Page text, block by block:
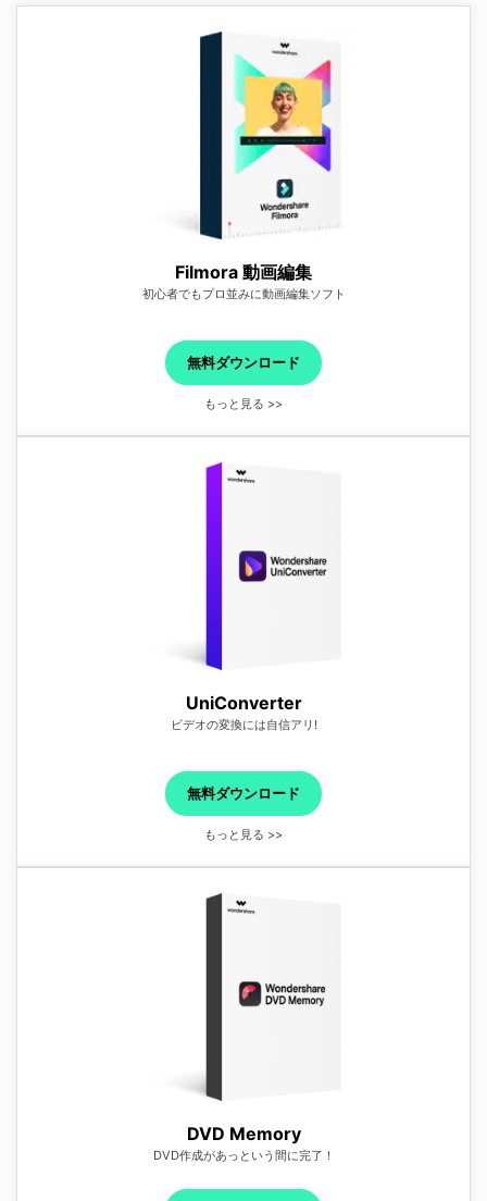
Filmora 動画編集
初心者でもプロ並みに動画編集ソフト
無料ダウンロード
もっと見る >>
UniConverter
ビデオの変換には自信アリ!
無料ダウンロード
もっと見る >>
DVD Memory
DVD作成があっという間に完了！